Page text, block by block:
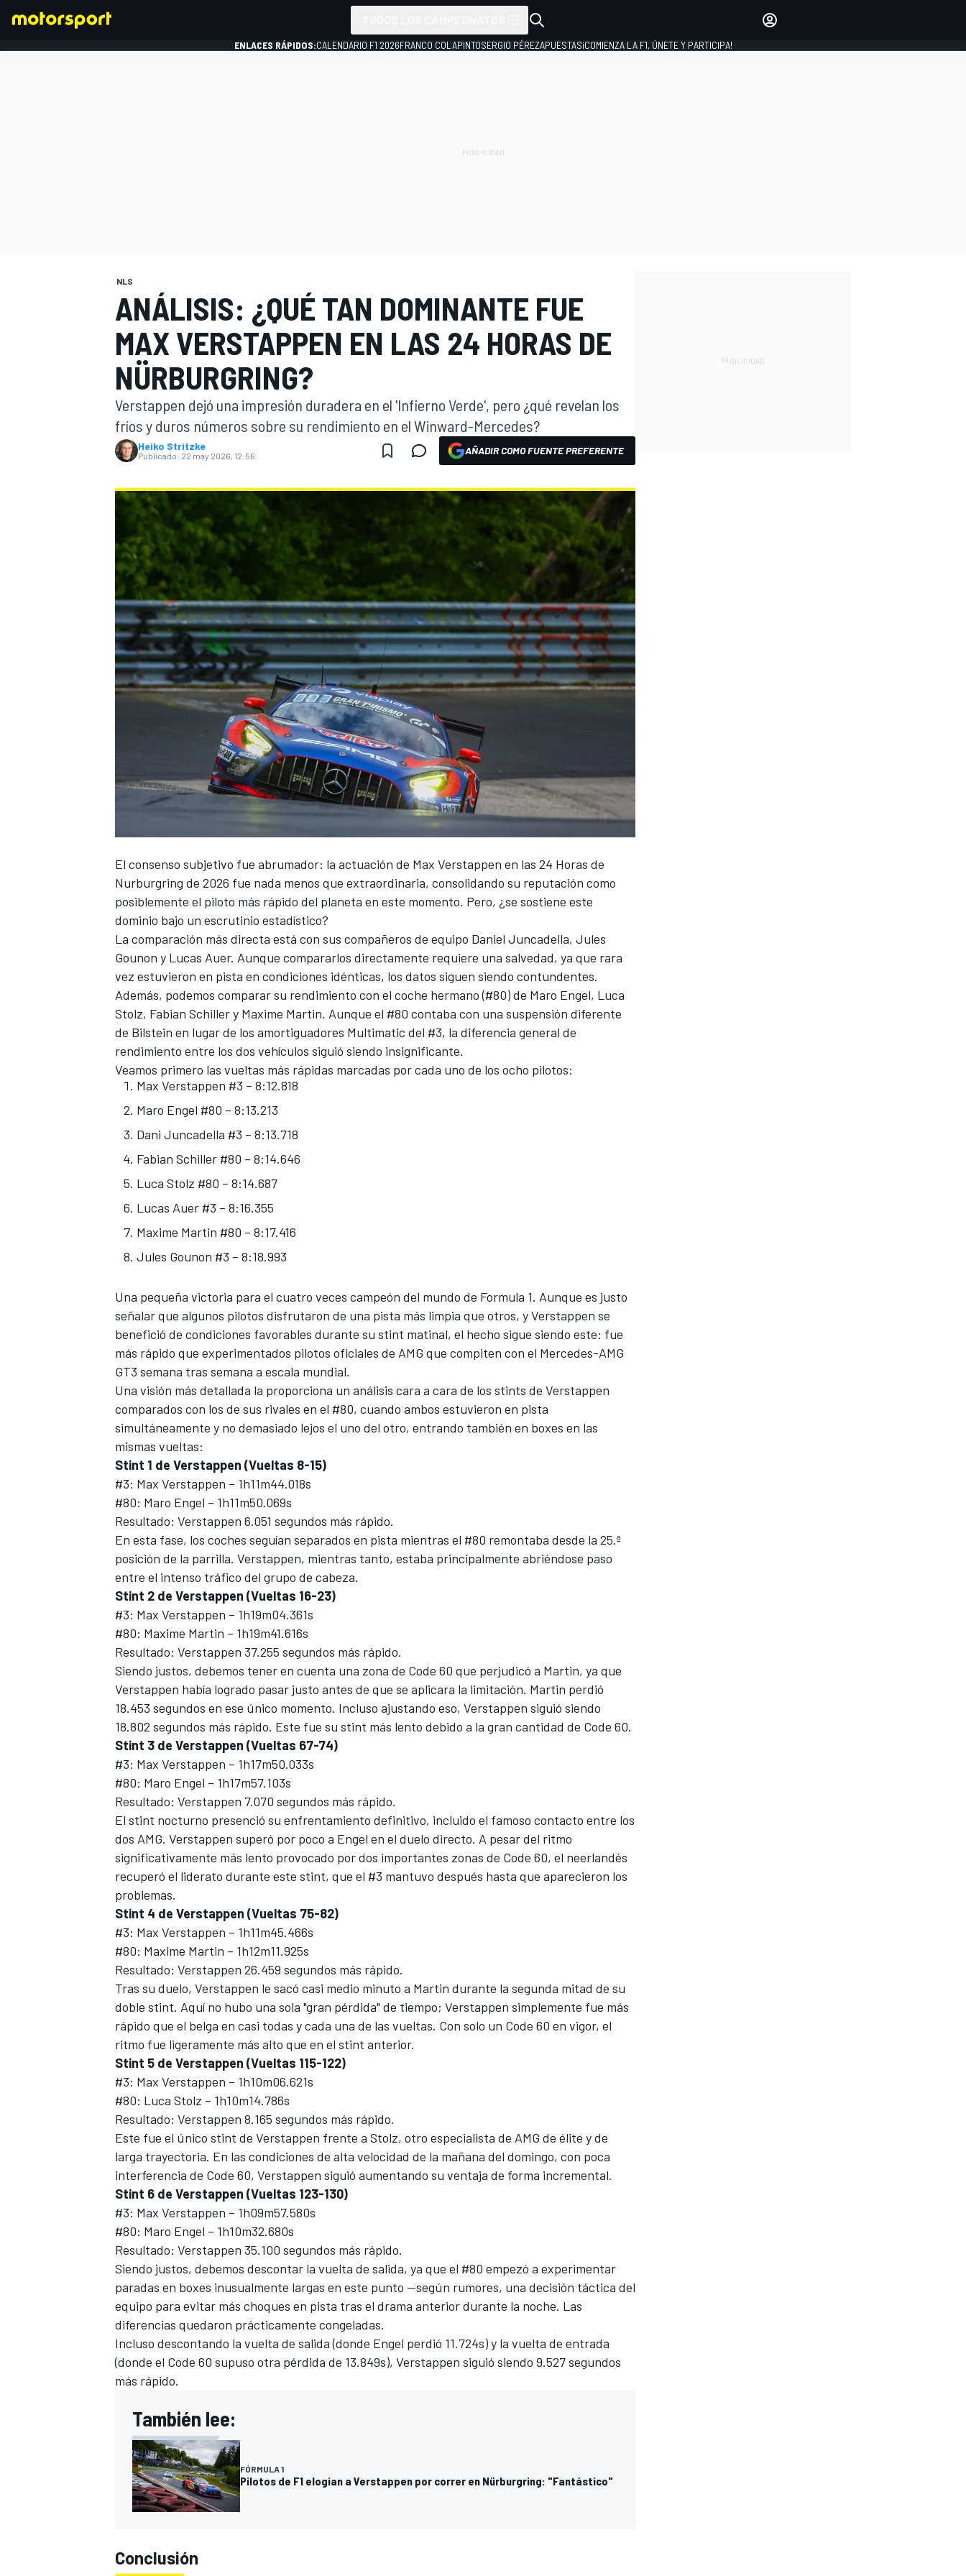
INDYCAR
MOTOGP
FÓRMULA E
MÁS CATEGORÍAS
INICIAR SESIÓN
ENLACES RÁPIDOS:CALENDARIO F1 2026FRANCO COLAPINTOSERGIO PÉREZAPUESTAS¡COMIENZA LA F1, ÚNETE Y PARTICIPA!
NLS
ANÁLISIS: ¿QUÉ TAN DOMINANTE FUE
MAX VERSTAPPEN EN LAS 24 HORAS DE
NÜRBURGRING?
Verstappen dejó una impresión duradera en el 'Infierno Verde', pero ¿qué revelan los
fríos y duros números sobre su rendimiento en el Winward-Mercedes?
Heiko Stritzke
Publicado: 22 may 2026, 12:56 AÑADIR COMO FUENTE PREFERENTE
El consenso subjetivo fue abrumador: la actuación de Max Verstappen en las 24 Horas de
Nurburgring de 2026 fue nada menos que extraordinaria, consolidando su reputación como
posiblemente el piloto más rápido del planeta en este momento. Pero, ¿se sostiene este
dominio bajo un escrutinio estadístico?
La comparación más directa está con sus compañeros de equipo Daniel Juncadella, Jules
Gounon y Lucas Auer. Aunque compararlos directamente requiere una salvedad, ya que rara
vez estuvieron en pista en condiciones idénticas, los datos siguen siendo contundentes.
Además, podemos comparar su rendimiento con el coche hermano (#80) de Maro Engel, Luca
Stolz, Fabian Schillery Maxime Martin. Aunque el #80 contaba con una suspensión diferente
de Bilstein en lugar de los amortiguadores Multimatic del #3, la diferencia general de
rendimiento entre los dos vehículos siguió siendo insignificante.
Veamos primero las vueltas más rápidas marcadas por cada uno de los ocho pilotos:
Max Verstappen #3 – 8:12.818
Maro Engel #80 – 8:13.213
Dani Juncadella #3 – 8:13.718
Fabian Schiller #80 – 8:14.646
Luca Stolz #80 – 8:14.687
Lucas Auer #3 – 8:16.355
Maxime Martin #80 – 8:17.416
Jules Gounon #3 – 8:18.993
Una pequeña victoria para el cuatro veces campeón del mundo de Formula 1. Aunque es justo
señalar que algunos pilotos disfrutaron de una pista más limpia que otros, y Verstappen se
benefició de condiciones favorables durante su stint matinal, el hecho sigue siendo este: fue
más rápido que experimentados pilotos oficiales de AMG que compiten con el Mercedes-AMG
GT3 semana tras semana a escala mundial.
Una visión más detallada la proporciona un análisis cara a cara de los stints de Verstappen
comparados con los de sus rivales en el #80, cuando ambos estuvieron en pista
simultáneamente y no demasiado lejos el uno del otro, entrando también en boxes en las
mismas vueltas:
Stint 1 de Verstappen (Vueltas 8-15)
#3: Max Verstappen – 1h11m44.018s
#80: Maro Engel – 1h11m50.069s
Resultado: Verstappen 6.051 segundos más rápido.
En esta fase, los coches seguían separados en pista mientras el #80 remontaba desde la 25.ª
posición de la parrilla. Verstappen, mientras tanto, estaba principalmente abriéndose paso
entre el intenso tráfico del grupo de cabeza.
Stint 2 de Verstappen (Vueltas 16-23)
#3: Max Verstappen – 1h19m04.361s
#80: Maxime Martin – 1h19m41.616s
Resultado: Verstappen 37.255 segundos más rápido.
Siendo justos, debemos tener en cuenta una zona de Code 60 que perjudicó a Martin, ya que
Verstappen había logrado pasar justo antes de que se aplicara la limitación. Martin perdió
18.453 segundos en ese único momento. Incluso ajustando eso, Verstappen siguió siendo
18.802 segundos más rápido. Este fue su stint más lento debido a la gran cantidad de Code 60.
Stint 3 de Verstappen (Vueltas 67-74)
#3: Max Verstappen – 1h17m50.033s
#80: Maro Engel – 1h17m57.103s
Resultado: Verstappen 7.070 segundos más rápido.
El stint nocturno presenció su enfrentamiento definitivo, incluido el famoso contacto entre los
dos AMG. Verstappen superó por poco a Engel en el duelo directo. A pesar del ritmo
significativamente más lento provocado por dos importantes zonas de Code 60, el neerlandés
recuperó el liderato durante este stint, que el #3 mantuvo después hasta que aparecieron los
problemas.
Stint 4 de Verstappen (Vueltas 75-82)
#3: Max Verstappen – 1h11m45.466s
#80: Maxime Martin – 1h12m11.925s
Resultado: Verstappen 26.459 segundos más rápido.
Tras su duelo, Verstappen le sacó casi medio minuto a Martin durante la segunda mitad de su
doble stint. Aquí no hubo una sola "gran pérdida" de tiempo; Verstappen simplemente fue más
rápido que el belga en casi todas y cada una de las vueltas. Con solo un Code 60 en vigor, el
ritmo fue ligeramente más alto que en el stint anterior.
Stint 5 de Verstappen (Vueltas 115-122)
#3: Max Verstappen – 1h10m06.621s
#80: Luca Stolz – 1h10m14.786s
Resultado: Verstappen 8.165 segundos más rápido.
Este fue el único stint de Verstappen frente a Stolz, otro especialista de AMG de élite y de
larga trayectoria. En las condiciones de alta velocidad de la mañana del domingo, con poca
interferencia de Code 60, Verstappen siguió aumentando su ventaja de forma incremental.
Stint 6 de Verstappen (Vueltas 123-130)
#3: Max Verstappen – 1h09m57.580s
#80: Maro Engel – 1h10m32.680s
Resultado: Verstappen 35.100 segundos más rápido.
Siendo justos, debemos descontar la vuelta de salida, ya que el #80 empezó a experimentar
paradas en boxes inusualmente largas en este punto —según rumores, una decisión táctica del
equipo para evitar más choques en pista tras el drama anterior durante la noche. Las
diferencias quedaron prácticamente congeladas.
Incluso descontando la vuelta de salida (donde Engel perdió 11.724s) y la vuelta de entrada
(donde el Code 60 supuso otra pérdida de 13.849s), Verstappen siguió siendo 9.527 segundos
más rápido.
También lee:
FÓRMULA 1
Pilotos de F1 elogian a Verstappen por correr en Nürburgring: "Fantástico"
Conclusión